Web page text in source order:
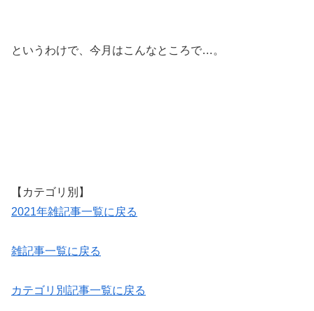
というわけで、今月はこんなところで…。
【カテゴリ別】
2021年雑記事一覧に戻る
雑記事一覧に戻る
カテゴリ別記事一覧に戻る